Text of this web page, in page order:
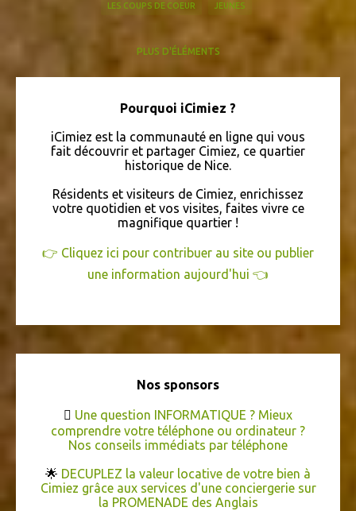
LES COUPS DE COEUR JEUNES
QUEFAIREACIMIEZ QUIZZ ICIMIEZ
CHANT IMMOBILIER COURSES
ARTISANAT BALLET LEBONCOIN SANTÉ
COMITÉ DE QUARTIER MATISSE FINANCES
SÉNIORS VERNISSAGE ATELIER BIJOUTERIE CARNAVAL
CONCOURS COURS
DÉCORATION DÉPLACEMENTS LOGEMENT VIDÉO
ÉCRITURE
PLUS D'ÉLÉMENTS
Pourquoi iCimiez ?
iCimiez est la communauté en ligne qui vous
fait découvrir et partager Cimiez, ce quartier
historique de Nice.
Résidents et visiteurs de Cimiez, enrichissez
votre quotidien et vos visites, faites vivre ce
magnifique quartier !
👉 Cliquez ici pour contribuer au site ou publier
une information aujourd'hui 👈
Nos sponsors
 Une question INFORMATIQUE ? Mieux
comprendre votre téléphone ou ordinateur ?
Nos conseils immédiats par téléphone
🌟 DECUPLEZ la valeur locative de votre bien à
Cimiez grâce aux services d'une conciergerie sur
la PROMENADE des Anglais